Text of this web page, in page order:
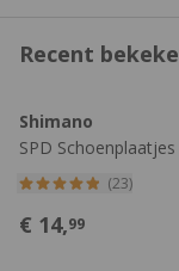
Recent
Shimano
SPD Schoenplaatjes
(23)
€ 14,99